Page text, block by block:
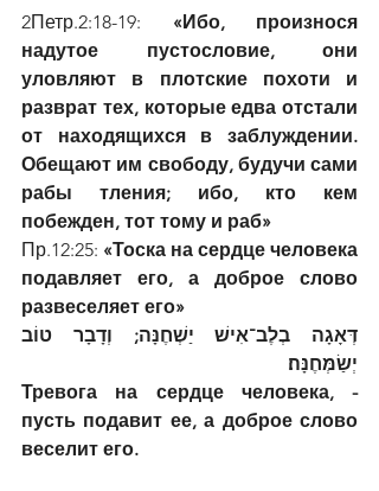
2Петр.2:18-19: «Ибо, произнося
надутое пустословие, они
уловляют в плотские похоти и
разврат тех, которые едва отстали
от находящихся в заблуждении.
Обещают им свободу, будучи сами
рабы тления; ибо, кто кем
побежден, тот тому и раб»
Пр.12:25: «Тоска на сердце человека
подавляет его, а доброе слово
развеселяет его»
יְשַׂמְּחֶנָּה׃
Тревога на сердце человека, -
пусть подавит ее, а доброе слово
веселит его.